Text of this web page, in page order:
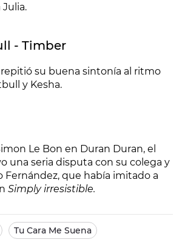
- Timber
su buena sintonía al ritmo
y Kesha.
Le Bon en Duran Duran, el
una seria disputa con su colega y
Fernández, que había imitado a
Simply irresistible.
Tu Cara Me Suena